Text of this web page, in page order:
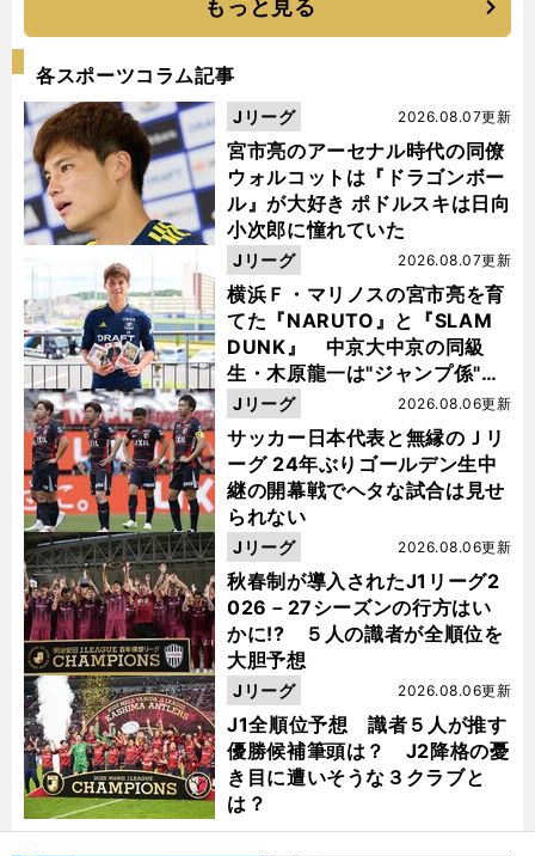
もっと見る
各スポーツコラム記事
宮市亮のアーセナル時代の同僚
ウォルコットは『ドラゴンボー
ル』が大好き ポドルスキは日向
小次郎に憧れていた
2026.08.07更新
Jリーグ
横浜Ｆ・マリノスの宮市亮を育
てた『NARUTO』と『SLAM
DUNK』 中京大中京の同級
生・木原龍一は"ジャンプ係"だ
った
2026.08.07更新
Jリーグ
サッカー日本代表と無縁のＪリ
ーグ 24年ぶりゴールデン生中
継の開幕戦でヘタな試合は見せ
られない
2026.08.06更新
Jリーグ
秋春制が導入されたJ1リーグ2
026－27シーズンの行方はい
かに!? ５人の識者が全順位を
大胆予想
2026.08.06更新
Jリーグ
J1全順位予想 識者５人が推す
優勝候補筆頭は？ J2降格の憂
き目に遭いそうな３クラブと
は？
2026.08.06更新
Jリーグ